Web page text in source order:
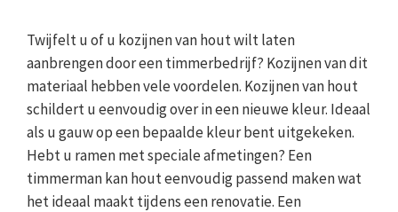
Twijfelt u of u kozijnen van hout wilt laten
aanbrengen door een timmerbedrijf? Kozijnen van dit
materiaal hebben vele voordelen. Kozijnen van hout
schildert u eenvoudig over in een nieuwe kleur. Ideaal
als u gauw op een bepaalde kleur bent uitgekeken.
Hebt u ramen met speciale afmetingen? Een
timmerman kan hout eenvoudig passend maken wat
het ideaal maakt tijdens een renovatie. Een